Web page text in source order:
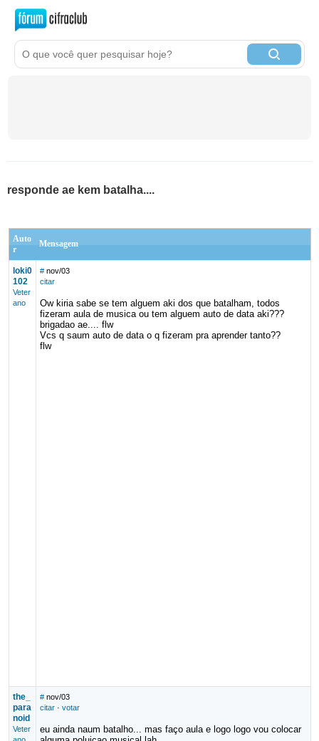
responde ae kem batalha....
Auto
r
Mensagem
loki0
102
Veter
ano
# nov/03
citar
Ow kiria sabe se tem alguem aki dos que batalham, todos
fizeram aula de musica ou tem alguem auto de data aki???
brigadao ae.... flw
Vcs q saum auto de data o q fizeram pra aprender tanto??
flw
the_
para
noid
Veter
# nov/03
citar· votar
eu ainda naum batalho... mas faço aula e logo logo vou colocar